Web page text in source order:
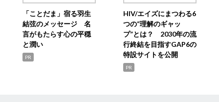
「ことだま」宿る羽生
結弦のメッセージ 名
言がもたらす心の平穏
と潤い
PR
HIV/エイズにまつわる6
つの“理解のギャッ
プ”とは？ 2030年の流
行終結を目指すGAP6の
特設サイトを公開
PR